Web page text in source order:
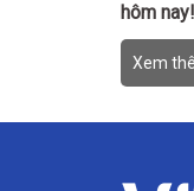
hôm nay!
Xem